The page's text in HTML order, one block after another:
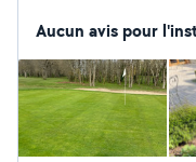
déchet. Cordialement
Aucun avis pour